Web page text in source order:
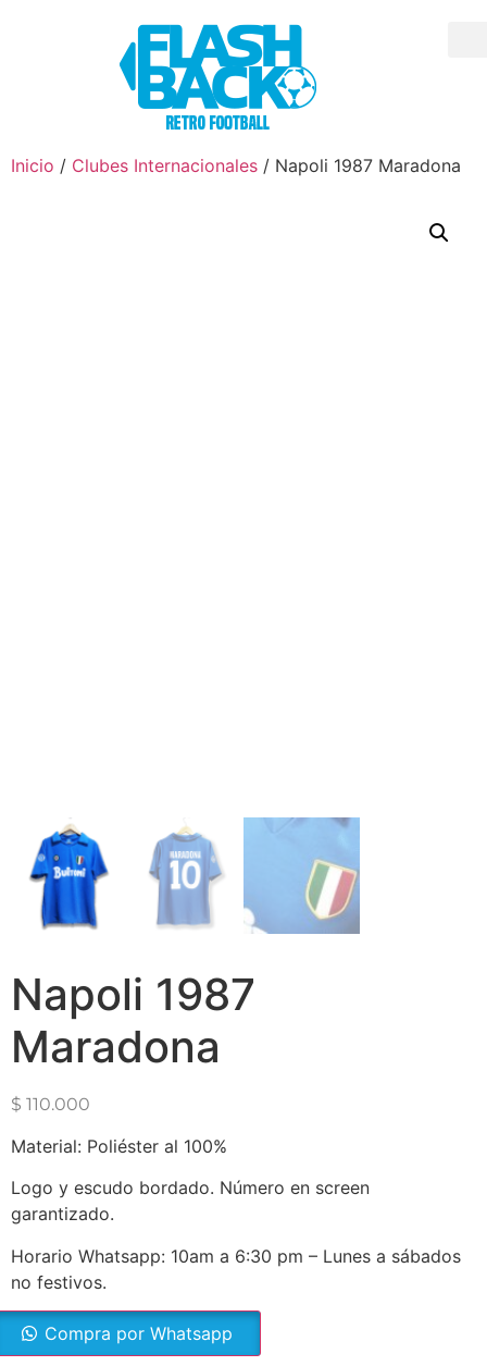
Inicio / Clubes Internacionales / Napoli 1987 Maradona
Napoli 1987
Maradona
$ 110.000
Material: Poliéster al 100%
Logo y escudo bordado. Número en screen
garantizado.
Horario Whatsapp: 10am a 6:30 pm – Lunes a sábados
no festivos.
Compra por Whatsapp